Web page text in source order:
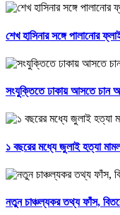
শেখ হাসিনার সঙ্গে পালানোর
সংযুক্তিতে ঢাকায় আসতে চান
১ বছরের মধ্যে জুলাই হত্যা
নতুন চাঞ্চল্যকর তথ্য ফাঁস,